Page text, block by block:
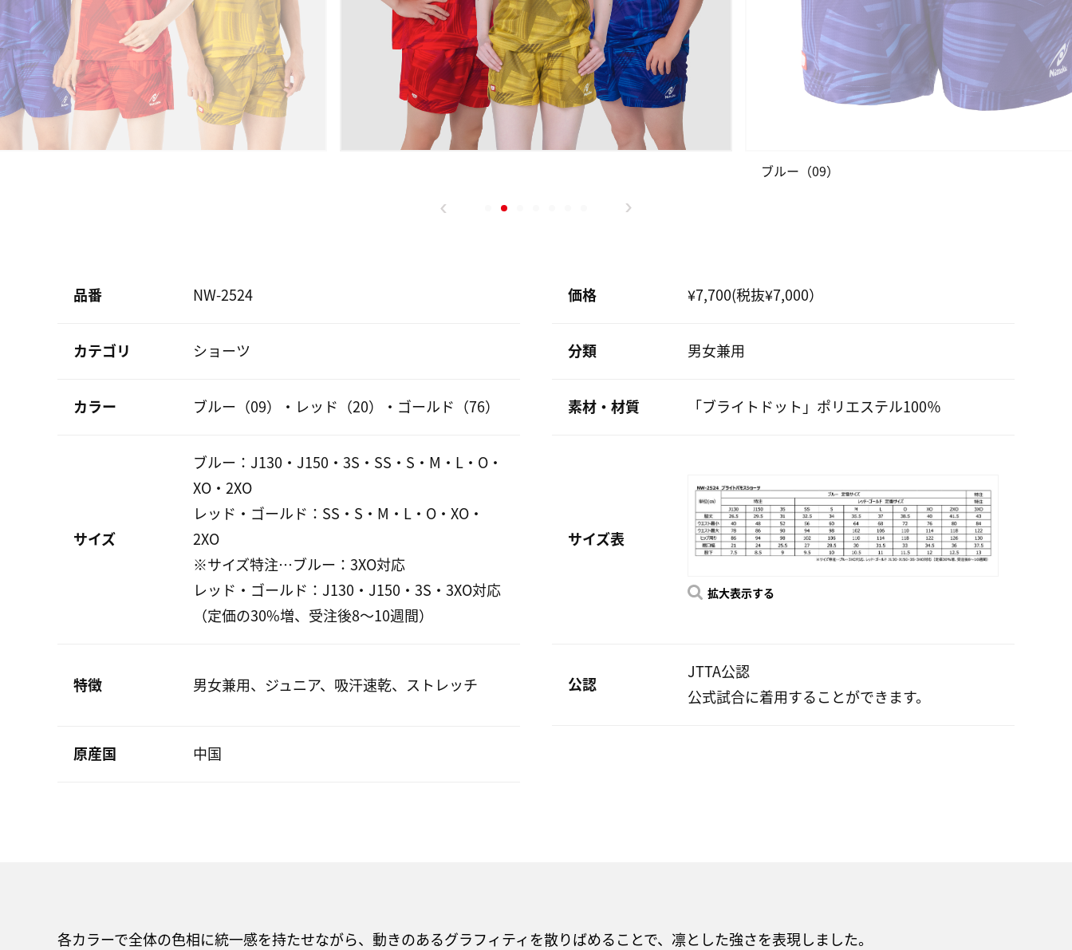
ブルー（09）
品番 NW-2524 価格 ¥7,700(税抜¥7,000）
カテゴリ ショーツ 分類 男女兼用
カラー ブルー（09）・レッド（20）・ゴールド（76） 素材・材質 「ブライトドット」ポリエステル100％
サイズ
ブルー：J130・J150・3S・SS・S・M・L・O・
XO・2XO
レッド・ゴールド：SS・S・M・L・O・XO・
2XO
※サイズ特注…ブルー：3XO対応
レッド・ゴールド：J130・J150・3S・3XO対応
（定価の30%増、受注後8～10週間）
サイズ表
拡大表示する
特徴 男女兼用、ジュニア、吸汗速乾、ストレッチ 公認
JTTA公認
公式試合に着用することができます。
原産国 中国
各カラーで全体の色相に統一感を持たせながら、動きのあるグラフィティを散りばめることで、凛とした強さを表現しました。